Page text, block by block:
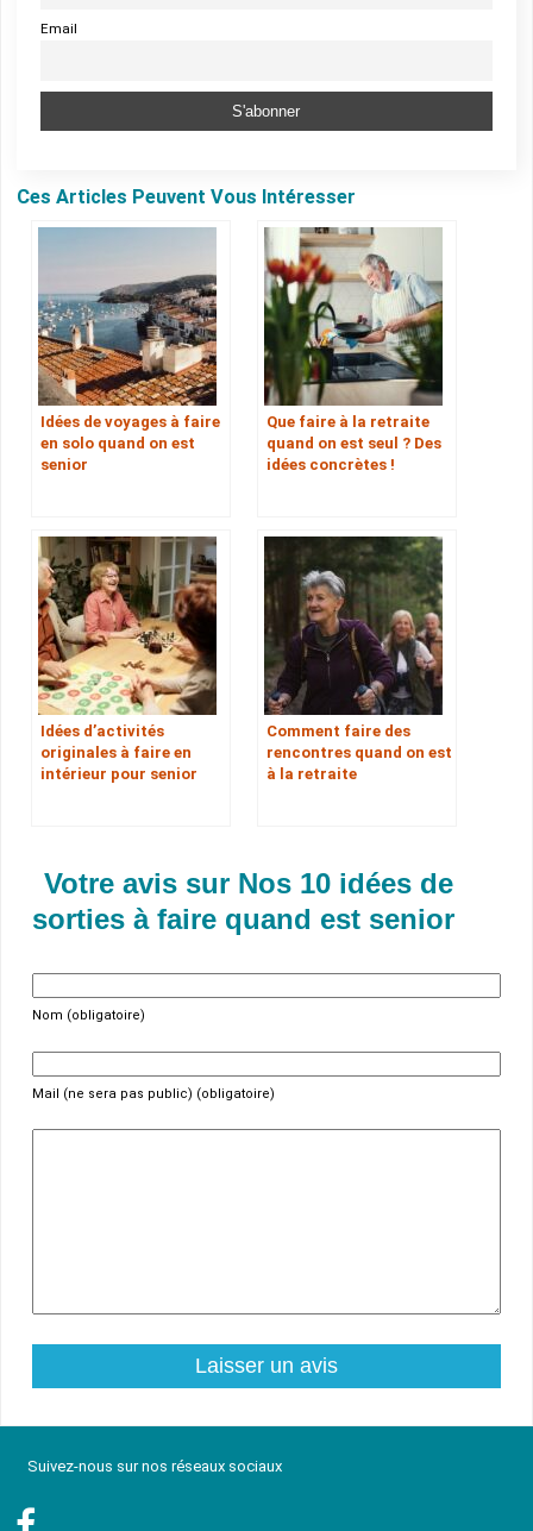
Email
Ces Articles Peuvent Vous Intéresser
Idées de voyages à faire
en solo quand on est
senior
Que faire à la retraite
quand on est seul ? Des
idées concrètes !
Idées d’activités
originales à faire en
intérieur pour senior
Comment faire des
rencontres quand on est
à la retraite
Votre avis sur Nos 10 idées de
sorties à faire quand est senior
Nom (obligatoire)
Mail (ne sera pas public) (obligatoire)
Suivez-nous sur nos réseaux sociaux